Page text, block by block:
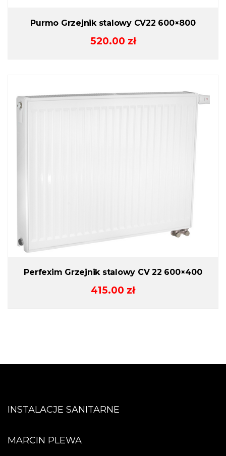
Purmo Grzejnik stalowy CV22 600×800
520.00 zł
Perfexim Grzejnik stalowy CV 22 600×400
415.00 zł
INSTALACJE SANITARNE
MARCIN PLEWA